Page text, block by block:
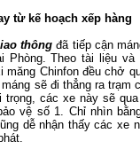
từ kế hoạch xếp hàng
thông đã tiếp cận
Phòng. Theo tài liệu
Chinfon đều chở
sẽ đi thẳng ra trạm
trọng, các xe này sẽ
vệ số 1. Chỉ nhìn
dễ nhận thấy các xe